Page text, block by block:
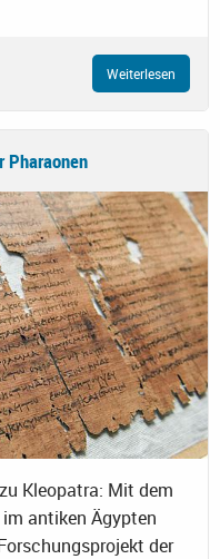
Weiterlesen
Pharaonen
Kleopatra: Mit dem
antiken Ägypten
der